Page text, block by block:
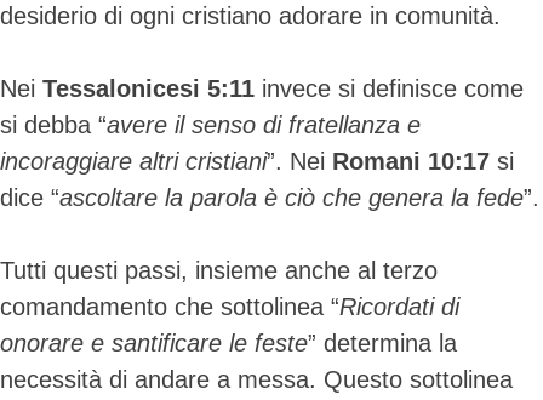
desiderio di ogni cristiano adorare in comunità.
Nei Tessalonicesi 5:11 invece si definisce come
si debba “avere il senso di fratellanza e
incoraggiare altri cristiani”. Nei Romani 10:17 si
dice “ascoltare la parola è ciò che genera la fede”.
Tutti questi passi, insieme anche al terzo
comandamento che sottolinea “Ricordati di
onorare e santificare le feste” determina la
necessità di andare a messa. Questo sottolinea